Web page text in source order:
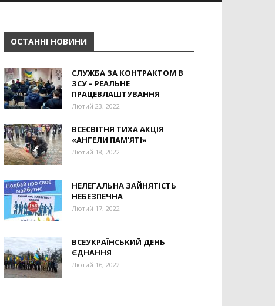
ОСТАННІ НОВИНИ
СЛУЖБА ЗА КОНТРАКТОМ В
ЗСУ – РЕАЛЬНЕ
ПРАЦЕВЛАШТУВАННЯ
Лютий 23, 2022
ВСЕСВІТНЯ ТИХА АКЦІЯ
«АНГЕЛИ ПАМ’ЯТІ»
Лютий 18, 2022
НЕЛЕГАЛЬНА ЗАЙНЯТІСТЬ
НЕБЕЗПЕЧНА
Лютий 17, 2022
ВСЕУКРАЇНСЬКИЙ ДЕНЬ
ЄДНАННЯ
Лютий 16, 2022